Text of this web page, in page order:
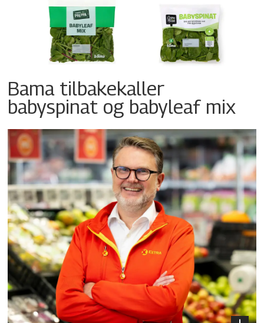
Bama tilbakekaller
babyspinat og babyleaf mix